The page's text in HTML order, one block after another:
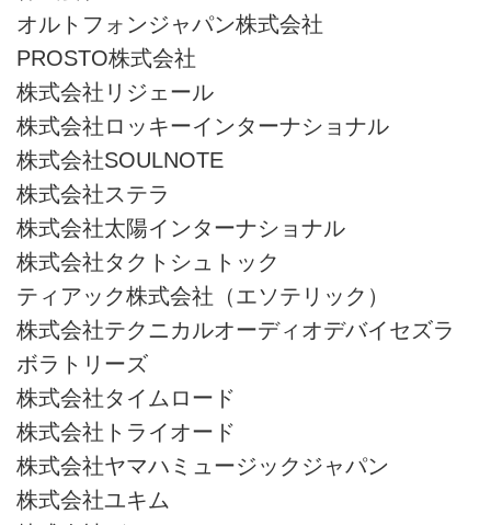
オルトフォンジャパン株式会社
PROSTO株式会社
株式会社リジェール
株式会社ロッキーインターナショナル
株式会社SOULNOTE
株式会社ステラ
株式会社太陽インターナショナル
株式会社タクトシュトック
ティアック株式会社（エソテリック）
株式会社テクニカルオーディオデバイセズラ
ボラトリーズ
株式会社タイムロード
株式会社トライオード
株式会社ヤマハミュージックジャパン
株式会社ユキム